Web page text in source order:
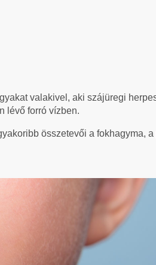
valakivel, aki szájüregi
lévő forró vízben.
összetevői a fokhagyma, a